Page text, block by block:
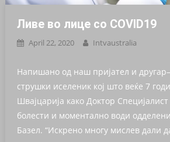
Ливе во лице со COVID19
April 22, 2020 Intvaustralia
Напишано од наш пријател и
струшки иселеник кој што веќе 7
Швајцарија како Доктор
болести и моментално води
Базел. “Искрено многу мислев дали